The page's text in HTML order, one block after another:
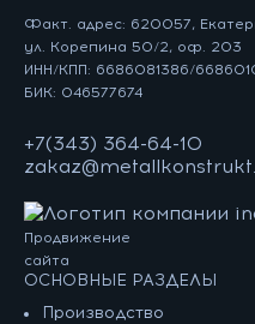
Факт. адрес: 620057,
ул. Корепина 50/2, оф. 203
ИНН/КПП: 6686081386/
БИК: 046577674
+7(343) 364-64-10
Продвижение
сайта
ОСНОВНЫЕ РАЗДЕЛЫ
Производство